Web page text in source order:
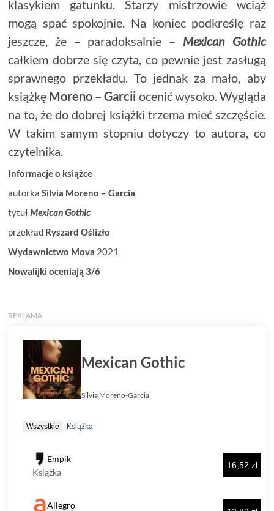
klasykiem gatunku. Starzy mistrzowie wciąż
mogą spać spokojnie. Na koniec podkreślę raz
jeszcze, że – paradoksalnie – Mexican Gothic
całkiem dobrze się czyta, co pewnie jest zasługą
sprawnego przekładu. To jednak za mało, aby
książkę Moreno – Garcii ocenić wysoko. Wygląda
na to, że do dobrej książki trzema mieć szczęście.
W takim samym stopniu dotyczy to autora, co
czytelnika.
Informacje o książce
autorkaSilvia Moreno – Garcia
tytułMexican Gothic
przekład Ryszard Oślizło
Wydawnictwo Mova 2021
Nowalijki oceniają 3/6